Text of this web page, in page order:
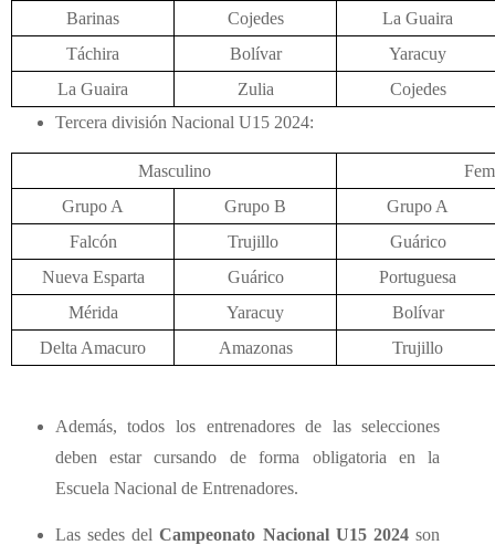
Barinas
Cojedes
La Guaira
Táchira
Bolívar
Yaracuy
La Guaira
Zulia
Cojedes
Tercera división Nacional U15 2024:
Masculino
Grupo A
Grupo B
Grupo A
Falcón
Trujillo
Guárico
Nueva Esparta
Guárico
Portuguesa
Mérida
Yaracuy
Bolívar
Delta Amacuro
Amazonas Trujillo
Además, todos los entrenadores de las selecciones
deben estar cursando de forma obligatoria en la
Escuela Nacional de Entrenadores.
Las sedes delCampeonato Nacional U15 2024son